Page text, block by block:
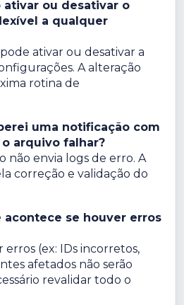
ativar ou desativar o
a qualquer
ativar ou desativar a
A alteração
rotina de
uma notificação com
arquivo falhar?
não envia logs de erro. A
correção e validação do
acontece se houver erros
erros (ex: IDs incorretos,
afetados não serão
revalidar todo o